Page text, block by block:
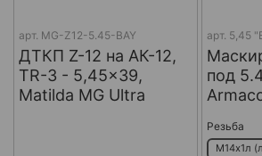
арт. MG-Z12-5.45-BAY
ДТКП Z-12 на АК-12,
TR-3 - 5,45x39,
Matilda MG Ultra
арт. 5,45
под
Резьба
М14х1л